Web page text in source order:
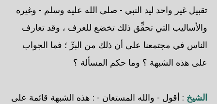
تقبيل غير واحد ليد النبي - صلى الله عليه وسلم - وغيره
والأساليب التي تحقِّق ذلك تخضع للعرف ، وقد تعارف
الناس في مجتمعنا على أن ذلك من البرِّ ؛ فما الجواب
على هذه الشبهة ؟ وما حكم المسألة ؟
الشيخ : أقول - والله المستعان - : هذه الشبهة قائمة على